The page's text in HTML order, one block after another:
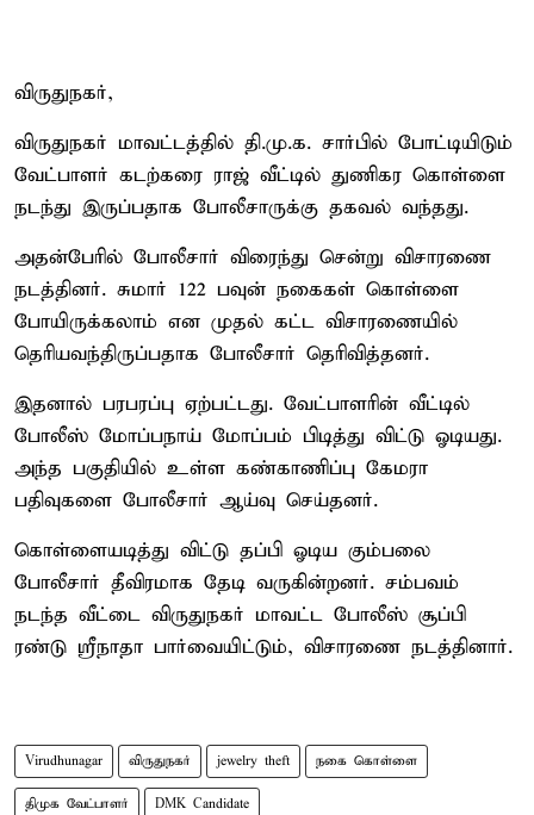
விருதுநகர்,
விருதுநகர் மாவட்டத்தில் தி.மு.க. சார்பில் போட்டியிடும்
வேட்பாளர் கடற்கரை ராஜ் வீட்டில் துணிகர கொள்ளை
நடந்து இருப்பதாக போலீசாருக்கு தகவல் வந்தது.
அதன்பேரில் போலீசார் விரைந்து சென்று விசாரணை
நடத்தினர். சுமார் 122 பவுன் நகைகள் கொள்ளை
போயிருக்கலாம் என முதல் கட்ட விசாரணையில்
தெரியவந்திருப்பதாக போலீசார் தெரிவித்தனர்.
இதனால் பரபரப்பு ஏற்பட்டது. வேட்பாளரின் வீட்டில்
போலீஸ் மோப்பநாய் மோப்பம் பிடித்து விட்டு ஓடியது.
அந்த பகுதியில் உள்ள கண்காணிப்பு கேமரா
பதிவுகளை போலீசார் ஆய்வு செய்தனர்.
கொள்ளையடித்து விட்டு தப்பி ஓடிய கும்பலை
போலீசார் தீவிரமாக தேடி வருகின்றனர். சம்பவம்
நடந்த வீட்டை விருதுநகர் மாவட்ட போலீஸ் சூப்பி
ரண்டு ஸ்ரீநாதா பார்வையிட்டும், விசாரணை நடத்தினார்.
Virudhunagar விருதுநகர் jewelry theft நகை கொள்ளை
திமுக வேட்பாளர் DMK Candidate